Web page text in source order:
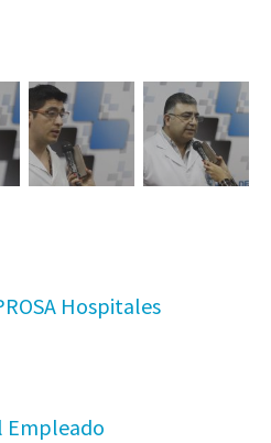
Hospitales
Empleado